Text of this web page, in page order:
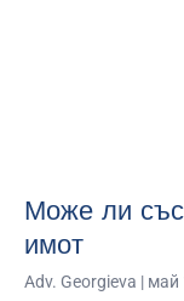
Може ли
имот
Adv. Georgieva май